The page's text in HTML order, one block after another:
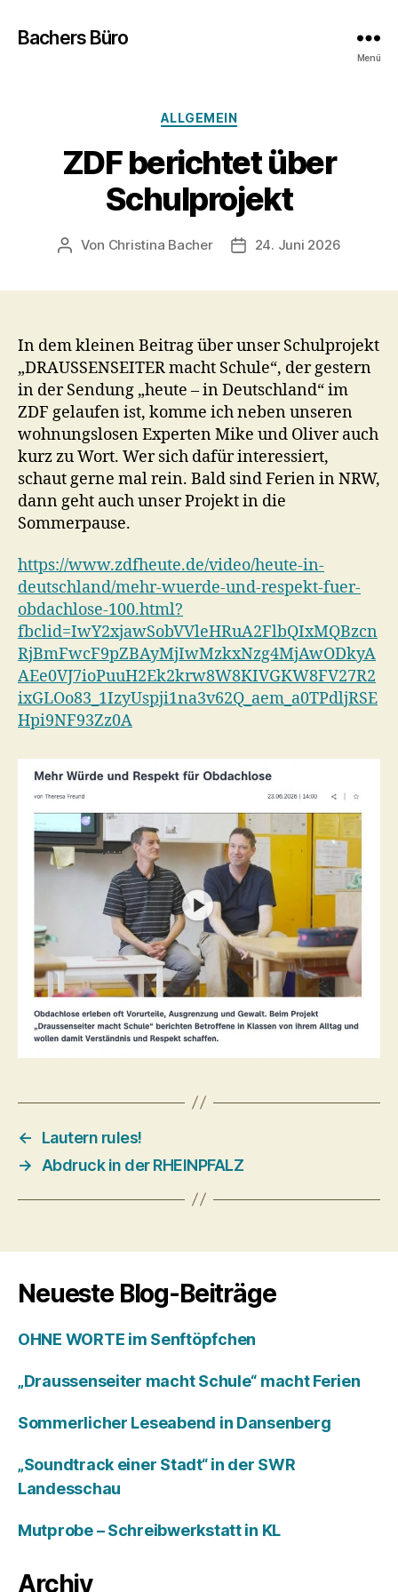
Bachers Büro
Menü
Kategorien
ALLGEMEIN
ZDF berichtet über
Schulprojekt
Beitragsautor
Von Christina Bacher Veröffentlichungsdatum
24. Juni 2026
In dem kleinen Beitrag über unser Schulprojekt
„DRAUSSENSEITER macht Schule“, der gestern
in der Sendung „heute – in Deutschland“ im
ZDF gelaufen ist, komme ich neben unseren
wohnungslosen Experten Mike und Oliver auch
kurz zu Wort. Wer sich dafür interessiert,
schaut gerne mal rein. Bald sind Ferien in NRW,
dann geht auch unser Projekt in die
Sommerpause.
https://www.zdfheute.de/video/heute-in-
deutschland/mehr-wuerde-und-respekt-fuer-
obdachlose-100.html?
fbclid=IwY2xjawSobVVleHRuA2FlbQIxMQBzcn
RjBmFwcF9pZBAyMjIwMzkxNzg4MjAwODkyA
AEe0VJ7ioPuuH2Ek2krw8W8KIVGKW8FV27R2
ixGLOo83_1IzyUspji1na3v62Q_aem_a0TPdljRSE
Hpi9NF93Zz0A
←
Lautern rules!
→
Abdruck in der RHEINPFALZ
Neueste Blog-Beiträge
OHNE WORTE im Senftöpfchen
„Draussenseiter macht Schule“ macht Ferien
Sommerlicher Leseabend in Dansenberg
„Soundtrack einer Stadt“ in der SWR
Landesschau
Mutprobe – Schreibwerkstatt in KL
Archiv